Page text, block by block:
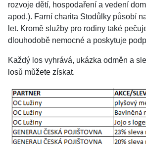
rozvoje dětí, hospodaření a vedení
apod.). Farní charita Stodůlky působí
let. Kromě služby pro rodiny také
dlouhodobě nemocné a poskytuje
Každý los vyhrává, ukázka odměn a
losů můžete získat.